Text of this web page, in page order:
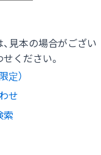
見本の場合がござい
ください。
定）
せ
索